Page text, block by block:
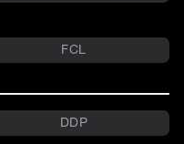
FCL
DDP